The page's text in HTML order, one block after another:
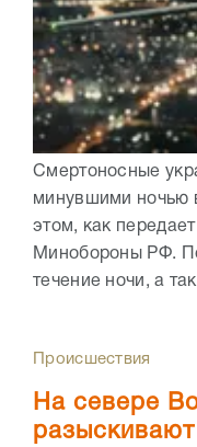
Смертоносные
минувшими ночью
этом, как
Минобороны РФ.
течение ночи, а
Происшествия
На севере